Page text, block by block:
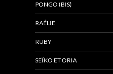
PONGO (BIS)
RAÉLIE
RUBY
SEÏKO ET ORIA